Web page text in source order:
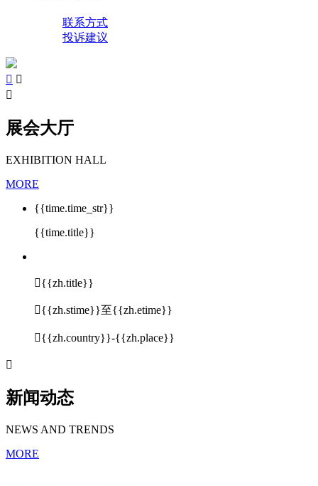
联系方式
投诉建议
 

展会大厅
EXHIBITION HALL
MORE
{{time.time_str}}
{{time.title}}
{{zh.title}}
{{zh.stime}}至{{zh.etime}}
{{zh.country}}-{{zh.place}}

新闻动态
NEWS AND TRENDS
MORE